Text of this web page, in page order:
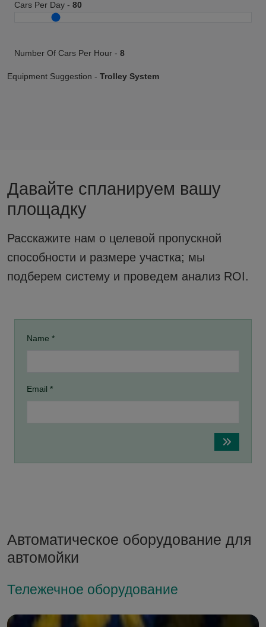
Cars Per Day - 80
Number Of Cars Per Hour - 8
Equipment Suggestion - Trolley System
Давайте спланируем вашу
площадку
Расскажите нам о целевой пропускной
способности и размере участка; мы
подберем систему и проведем анализ ROI.
Name *
Email *
Автоматическое оборудование для
автомойки
Тележечное оборудование